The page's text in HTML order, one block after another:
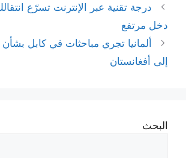
درجة تقنية عبر الإنترنت تسرّع
دخل مرتفع
ألمانيا تجري مباحثات في كابل
إلى أفغانستان
البحث